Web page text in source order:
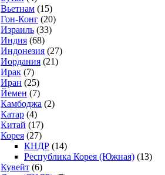
Вьетнам (15)
Гон-Конг (20)
Израиль (33)
Индия (68)
Индонезия (27)
Иордания (21)
Ирак (7)
Иран (25)
Йемен (7)
Камбоджа (2)
Катар (4)
Китай (17)
Корея (27)
КНДР (14)
Республика Корея (Южная) (13)
Кувейт (6)